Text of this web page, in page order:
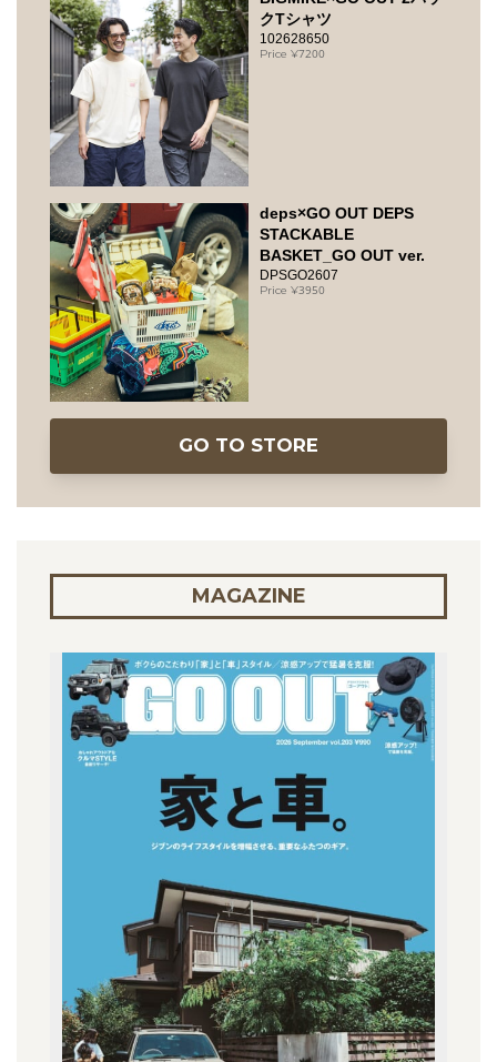
クTシャツ
102628650
7200
deps×GO OUT DEPS
STACKABLE
BASKET_GO OUT ver.
DPSGO2607
3950
GO TO STORE
MAGAZINE